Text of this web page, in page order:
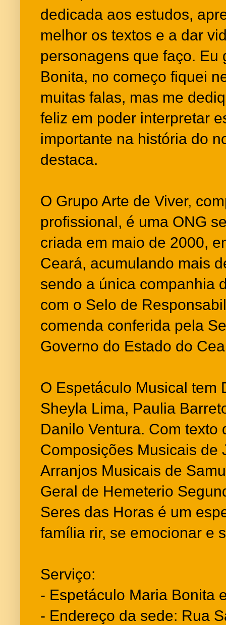
dedicada aos estudos,
melhor os textos e a dar
personagens que faço. Eu
Bonita, no começo fiquei
muitas falas, mas me
feliz em poder interpretar
importante na história do
destaca.
O Grupo Arte de Viver,
profissional, é uma ONG
criada em maio de 2000,
Ceará, acumulando mais
sendo a única companhia
com o Selo de
comenda conferida pela
Governo do Estado do
O Espetáculo Musical tem
Sheyla Lima, Paulia
Danilo Ventura. Com texto
Composições Musicais de
Arranjos Musicais de
Geral de Hemeterio
Seres das Horas é um
família rir, se emocionar e
Serviço:
- Espetáculo Maria Bonita
- Endereço da sede: Rua